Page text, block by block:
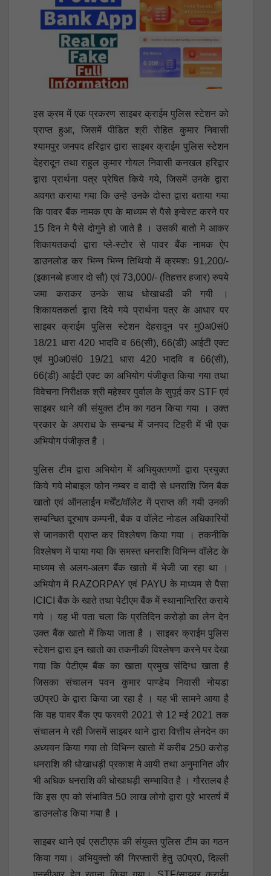
इस क्रम में एक प्रकरण साइबर क्राईम पुलिस स्टेशन को
प्राप्त हुआ, जिसमें पीडित श्री रोहित कुमार निवासी
श्यामपुर जनपद हरिद्वार द्वारा साइबर क्राईम पुलिस स्टेशन
देहरादून तथा राहुल कुमार गोयल निवासी कनखल हरिद्वार
द्वारा प्रार्थना पत्र प्रेषित किये गये, जिसमें उनके द्वारा
अवगत कराया गया कि उन्हे उनके दोस्त द्वारा बताया गया
कि पावर बैंक नामक एप के माध्यम से पैसे इन्वेस्ट करने पर
15 दिन मे पैसे दोगुने हो जाते है । उसकी बातो मे आकर
शिकायतकर्दा द्वारा प्ले-स्टोर से पावर बैंक नामक ऐप
डाउनलोड कर भिन्न भिन्न तिथियो में क्रमशः 91,200/-
(इकानब्बे हजार दो सौ) एवं 73,000/- (तिहत्तर हजार) रुपये
जमा कराकर उनके साथ धोखाधडी की गयी ।
शिकायतकर्ता द्वारा दिये गये प्रार्थना पत्र के आधार पर
साइबर क्राईम पुलिस स्टेशन देहरादून पर मु0अ0सं0
18/21 धारा 420 भादवि व 66(सी), 66(डी) आईटी एक्ट
एवं मु0अ0सं0 19/21 धारा 420 भादवि व 66(सी),
66(डी) आईटी एक्ट का अभियोग पंजीकृत किया गया तथा
विवेचना निरीक्षक श्री महेश्वर पुर्वाल के सुपूर्द कर STF एवं
साइबर थाने की संयुक्त टीम का गठन किया गया । उक्त
प्रकार के अपराध के सम्बन्ध में जनपद टिहरी में भी एक
अभियोग पंजीकृत है ।
पुलिस टीम द्वारा अभियोग में अभियुक्तगणों द्वारा प्रयुक्त
किये गये मोबाइल फोन नम्बर व वादी से धनराशि जिन बैक
खातो एवं ऑनलाईन मर्चेंट/वॉलेट में प्राप्त की गयी उनकी
सम्बन्धित दूरभाष कम्पनी, बैक व वॉलेट नोडल अधिकारियों
से जानकारी प्राप्त कर विश्लेषण किया गया । तकनीकि
विश्लेषण में पाया गया कि समस्त धनराशि विभिन्न वॉलेट के
माध्यम से अलग-अलग बैंक खातो में भेजी जा रहा था ।
अभियोग में RAZORPAY एवं PAYU के माध्यम से पैसा
ICICI बैंक के खाते तथा पेटीएम बैंक में स्थानान्तिरित कराये
गये । यह भी पता चला कि प्रतिदिन करोड़ो का लेन देन
उक्त बैंक खातो में किया जाता है । साइबर क्राईम पुलिस
स्टेशन द्वारा इन खातो का तकनीकी विश्लेषण करने पर देखा
गया कि पेटीएम बैंक का खाता प्रमुख संदिग्ध खाता है
जिसका संचालन पवन कुमार पाण्डेय निवासी नोयडा
उ0प्र0 के द्वारा किया जा रहा है । यह भी सामने आया है
कि यह पावर बैंक एप फरवरी 2021 से 12 मई 2021 तक
संचालन मे रही जिसमें साइबर थाने द्वारा वित्तीय लेनदेन का
अध्ययन किया गया तो विभिन्न खातो में करीब 250 करोड़
धनराशि की धोखाधड़ी प्रकाश मे आयी तथा अनुमानित और
भी अधिक धनराशि की धोखाधड़ी सम्भावित है । गौरतलब है
कि इस एप को संभावित 50 लाख लोगो द्वारा पूरे भारतर्ष में
डाउनलोड किया गया है ।
साइबर थाने एवं एसटीएफ की संयुक्त पुलिस टीम का गठन
किया गया। अभियुक्तो की गिरफ्तारी हेतु उ0प्र0, दिल्ली